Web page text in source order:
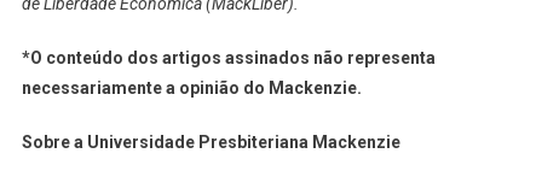
de Liberdade Econômica (MackLiber).
*O conteúdo dos artigos assinados não representa
necessariamente a opinião do Mackenzie.
Sobre a Universidade Presbiteriana Mackenzie